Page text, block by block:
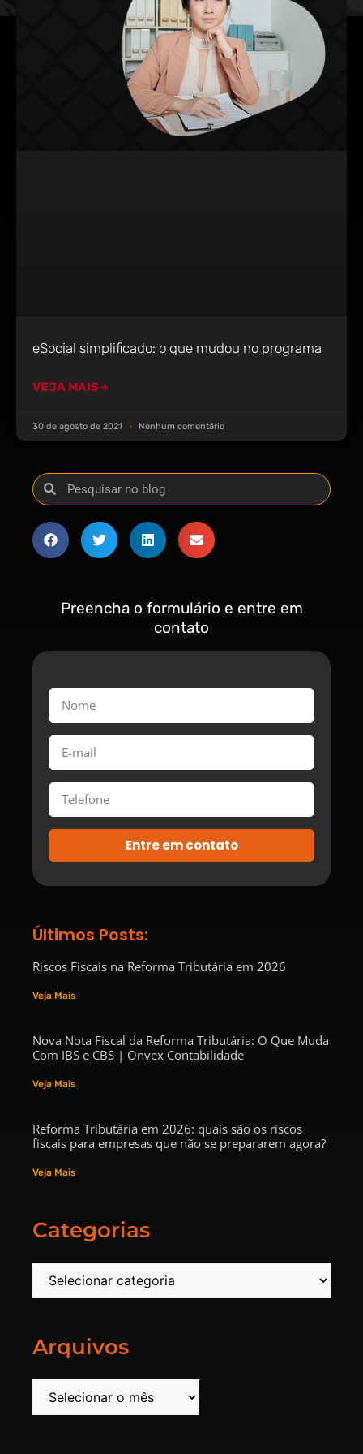
eSocial simplificado: o que mudou no programa
VEJA MAIS +
30 de agosto de 2021 Nenhum comentário
Preencha o formulário e entre em
contato
Entre em contato
Últimos Posts:
Riscos Fiscais na Reforma Tributária em 2026
Veja Mais
Nova Nota Fiscal da Reforma Tributária: O Que Muda
Com IBS e CBS | Onvex Contabilidade
Veja Mais
Reforma Tributária em 2026: quais são os riscos
fiscais para empresas que não se prepararem agora?
Veja Mais
Categorias
Arquivos